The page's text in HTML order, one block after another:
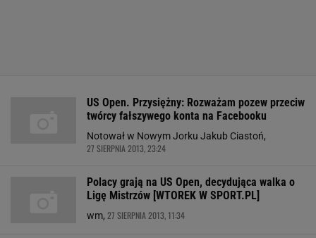
US Open. Przysiężny: Rozważam pozew przeciw
twórcy fałszywego konta na Facebooku
Notował w Nowym Jorku Jakub Ciastoń,
27 SIERPNIA 2013, 23:24
Polacy grają na US Open, decydująca walka o
Ligę Mistrzów [WTOREK W SPORT.PL]
wm, 27 SIERPNIA 2013, 11:34